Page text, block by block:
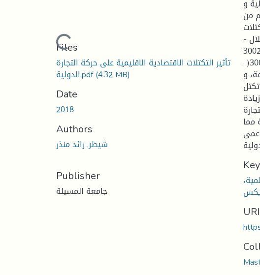
Loading...
Files
تأثير التكتلات الاقتصادية الاقليمية على حركة التجارة
الدولية.pdf(4.32 MB)
Date
2018
Authors
شيطر, رائد منذر
Publisher
جامعة المسيلة
و
من
- القائمة، وذلك بتسميط الضوء عمى حركة التجارة الدولية لدول البريكس خلال
) 3002
.
و
تكتل
مما
URI